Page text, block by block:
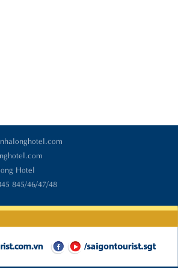
Hotel
845/46/47/48